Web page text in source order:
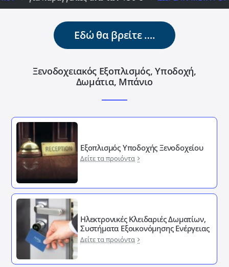
Εδώ θα βρείτε ….
Ξενοδοχειακός Εξοπλισμός, Υποδοχή,
Δωμάτια, Μπάνιο
Εξοπλισμός Υποδοχής Ξενοδοχείου
Δείτε τα προιόντα
Ηλεκτρονικές Κλειδαριές Δωματίων,
Συστήματα Εξοικονόμησης Ενέργειας
Δείτε τα προιόντα